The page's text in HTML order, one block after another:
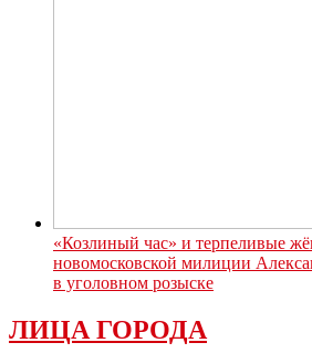
«Козлиный час» и терпеливые
новомосковской милиции
в уголовном розыске
ЛИЦА ГОРОДА